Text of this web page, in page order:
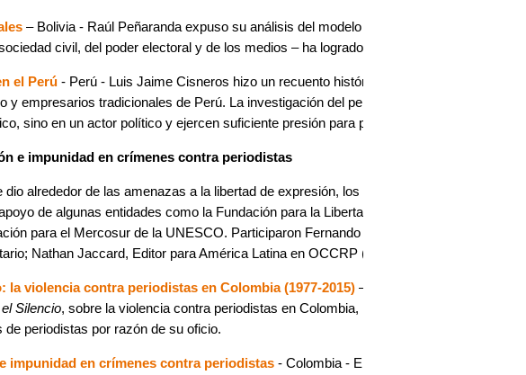
– Bolivia - Raúl Peñaranda expuso su análisis del modelo de Evo Morales en Bolivia,
civil, del poder electoral y de los medios – ha logrado mantenerse durante doce
el Perú - Perú - Luis Jaime Cisneros hizo un recuento histórico de hechos que
y empresarios tradicionales de Perú. La investigación del periodista concluye que la
sino en un actor político y ejercen suficiente presión para poder hacer pulso con los
e impunidad en crímenes contra periodistas
alrededor de las amenazas a la libertad de expresión, los casos de crímenes
de algunas entidades como la Fundación para la Libertad de Prensa. Esta mesa
para el Mercosur de la UNESCO. Participaron Fernando Ramírez, Editor de noticias
Nathan Jaccard, Editor para América Latina en OCCRP (Organized Crime and
la violencia contra periodistas en Colombia (1977-2015) – Colombia - En esta
Silencio, sobre la violencia contra periodistas en Colombia, la cual documenta que,
periodistas por razón de su oficio.
impunidad en crímenes contra periodistas - Colombia - En un recuento histórico de